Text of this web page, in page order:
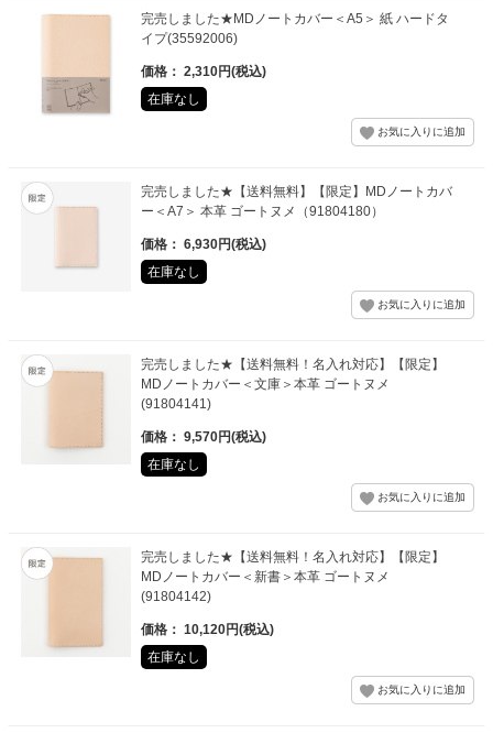
完売しました★MDノートカバー＜A5＞ 紙 ハードタ
イプ(35592006)
価格： 2,310円(税込)
在庫なし
完売しました★【送料無料】【限定】MDノートカバ
ー＜A7＞ 本革 ゴートヌメ（91804180）
価格： 6,930円(税込)
在庫なし
完売しました★【送料無料！名入れ対応】【限定】
MDノートカバー＜文庫＞本革 ゴートヌメ
(91804141)
価格： 9,570円(税込)
在庫なし
完売しました★【送料無料！名入れ対応】【限定】
MDノートカバー＜新書＞本革 ゴートヌメ
(91804142)
価格： 10,120円(税込)
在庫なし